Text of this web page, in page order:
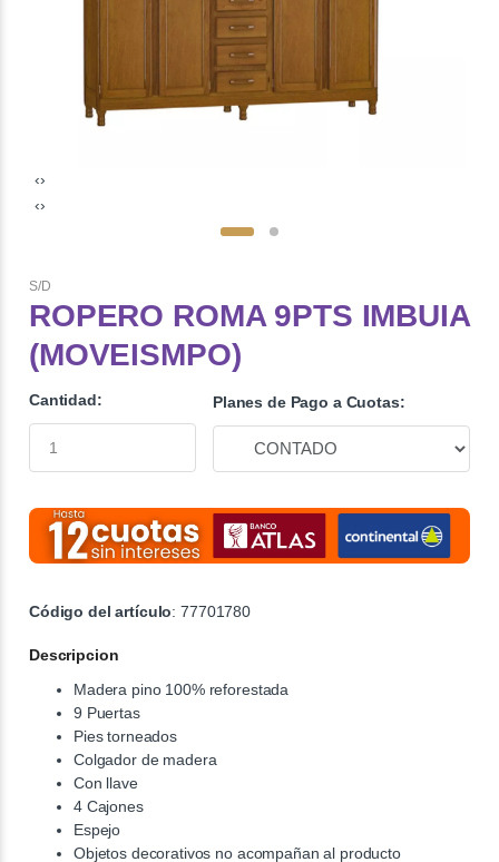
‹›
‹›
S/D
ROPERO ROMA 9PTS IMBUIA
(MOVEISMPO)
Cantidad: Planes de Pago a Cuotas:
Código del artículo: 77701780
Descripcion
Madera pino 100% reforestada
9 Puertas
Pies torneados
Colgador de madera
Con llave
4 Cajones
Espejo
Objetos decorativos no acompañan al producto